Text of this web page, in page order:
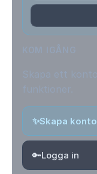
✨Skapa konto
🔑Logga in